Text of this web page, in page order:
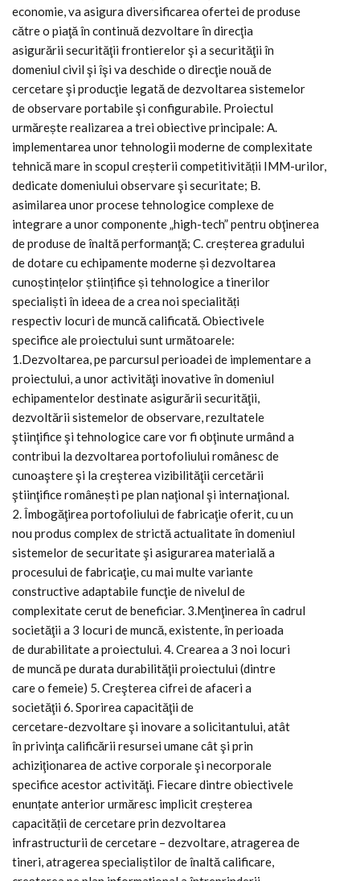
economie, va asigura diversificarea ofertei de produse
către o piaţă în continuă dezvoltare în direcţia
asigurării securităţii frontierelor şi a securităţii în
domeniul civil şi îşi va deschide o direcţie nouă de
cercetare şi producţie legată de dezvoltarea sistemelor
de observare portabile şi configurabile. Proiectul
urmărește realizarea a trei obiective principale: A.
implementarea unor tehnologii moderne de complexitate
tehnică mare in scopul creșterii competitivității IMM-urilor,
dedicate domeniului observare şi securitate; B.
asimilarea unor procese tehnologice complexe de
integrare a unor componente „high-tech” pentru obţinerea
de produse de înaltă performanţă; C. creșterea gradului
de dotare cu echipamente moderne și dezvoltarea
cunoștințelor științifice și tehnologice a tinerilor
specialiști în ideea de a crea noi specialități
respectiv locuri de muncă calificată. Obiectivele
specifice ale proiectului sunt următoarele:
1.Dezvoltarea, pe parcursul perioadei de implementare a
proiectului, a unor activităţi inovative în domeniul
echipamentelor destinate asigurării securităţii,
dezvoltării sistemelor de observare, rezultatele
ştiinţifice şi tehnologice care vor fi obţinute urmând a
contribui la dezvoltarea portofoliului românesc de
cunoaştere şi la creşterea vizibilităţii cercetării
ştiinţifice românești pe plan naţional şi internaţional.
2. Îmbogăţirea portofoliului de fabricaţie oferit, cu un
nou produs complex de strictă actualitate în domeniul
sistemelor de securitate şi asigurarea materială a
procesului de fabricaţie, cu mai multe variante
constructive adaptabile funcţie de nivelul de
complexitate cerut de beneficiar. 3.Menţinerea în cadrul
societăţii a 3 locuri de muncă, existente, în perioada
de durabilitate a proiectului. 4. Crearea a 3 noi locuri
de muncă pe durata durabilităţii proiectului (dintre
care o femeie) 5. Creşterea cifrei de afaceri a
societăţii 6. Sporirea capacităţii de
cercetare-dezvoltare şi inovare a solicitantului, atât
în privinţa calificării resursei umane cât şi prin
achiziţionarea de active corporale şi necorporale
specifice acestor activităţi. Fiecare dintre obiectivele
enunțate anterior urmăresc implicit creșterea
capacității de cercetare prin dezvoltarea
infrastructurii de cercetare – dezvoltare, atragerea de
tineri, atragerea specialiștilor de înaltă calificare,